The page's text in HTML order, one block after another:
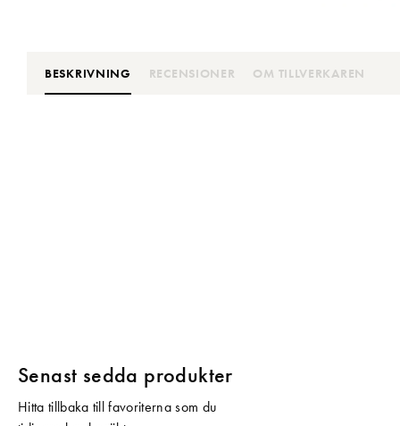
BESKRIVNING RECENSIONER OM TILLVERKAREN
Senast sedda produkter
Hitta tillbaka till favoriterna som du